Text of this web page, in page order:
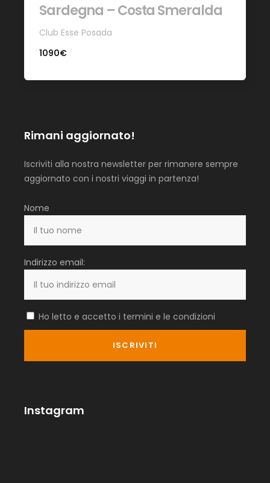
Sardegna – Costa Smeralda
Club Esse Posada
1090€
Rimani aggiornato!
Iscriviti alla nostra newsletter per rimanere sempre
aggiornato con i nostri viaggi in partenza!
Nome
Indirizzo email:
Ho letto e accetto i termini e le condizioni
Instagram